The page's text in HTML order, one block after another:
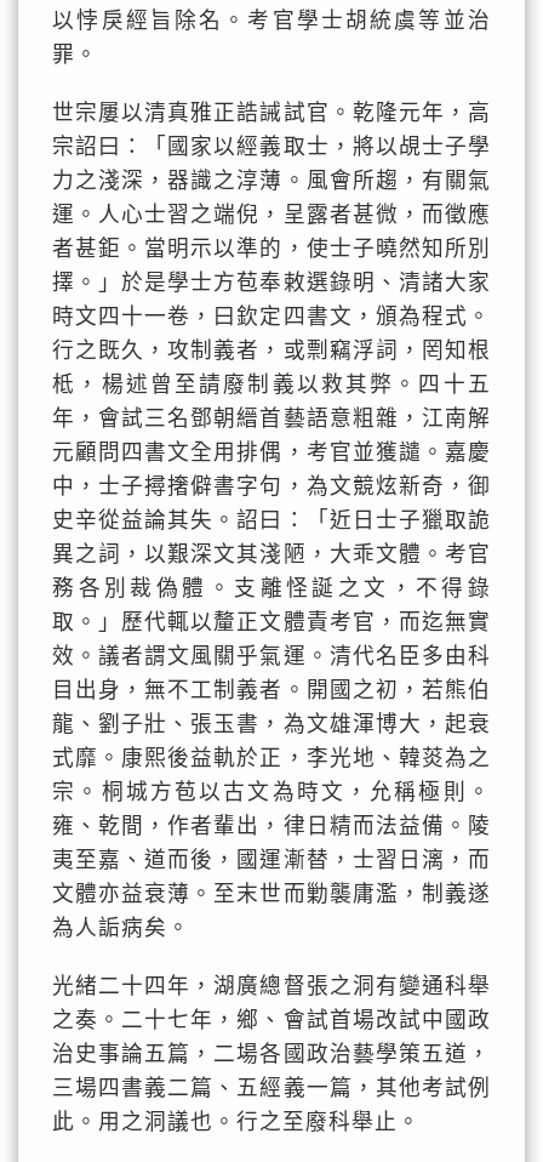
以悖戾經旨除名。考官學士胡統虞等並治
罪。
世宗屢以清真雅正誥誡試官。乾隆元年，高
宗詔曰：「國家以經義取士，將以覘士子學
力之淺深，器識之淳薄。風會所趨，有關氣
運。人心士習之端倪，呈露者甚微，而徵應
者甚鉅。當明示以準的，使士子曉然知所別
擇。」於是學士方苞奉敕選錄明、清諸大家
時文四十一卷，曰欽定四書文，頒為程式。
行之既久，攻制義者，或剽竊浮詞，罔知根
柢，楊述曾至請廢制義以救其弊。四十五
年，會試三名鄧朝縉首藝語意粗雜，江南解
元顧問四書文全用排偶，考官並獲譴。嘉慶
中，士子撏撦僻書字句，為文競炫新奇，御
史辛從益論其失。詔曰：「近日士子獵取詭
異之詞，以艱深文其淺陋，大乖文體。考官
務各別裁偽體。支離怪誕之文，不得錄
取。」歷代輒以釐正文體責考官，而迄無實
效。議者謂文風關乎氣運。清代名臣多由科
目出身，無不工制義者。開國之初，若熊伯
龍、劉子壯、張玉書，為文雄渾博大，起衰
式靡。康熙後益軌於正，李光地、韓菼為之
宗。桐城方苞以古文為時文，允稱極則。
雍、乾間，作者輩出，律日精而法益備。陵
夷至嘉、道而後，國運漸替，士習日漓，而
文體亦益衰薄。至末世而勦襲庸濫，制義遂
為人詬病矣。
光緒二十四年，湖廣總督張之洞有變通科舉
之奏。二十七年，鄉、會試首場改試中國政
治史事論五篇，二場各國政治藝學策五道，
三場四書義二篇、五經義一篇，其他考試例
此。用之洞議也。行之至廢科舉止。